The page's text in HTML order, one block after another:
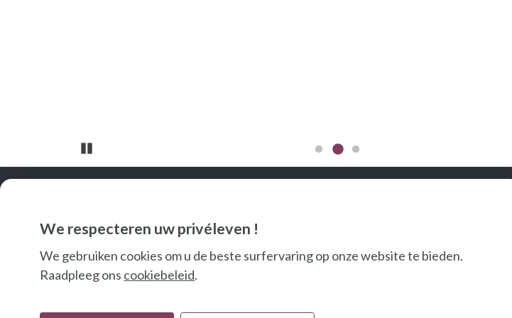
We respecteren uw privéleven !
We gebruiken cookies om u de beste surfervaring op onze website te bieden.
Raadpleeg ons cookiebeleid.
VOLG ONS